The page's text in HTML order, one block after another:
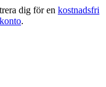
dig för en kostnadsfri
.